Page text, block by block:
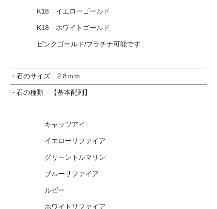
K18 イエローゴールド
K18 ホワイトゴールド
ピンクゴールド/プラチナ可能です
・石のサイズ 2.8ｍｍ
・石の種類 【基本配列】
キャッツアイ
イエローサファイア
グリーントルマリン
ブルーサファイア
ルビー
ホワイトサファイア